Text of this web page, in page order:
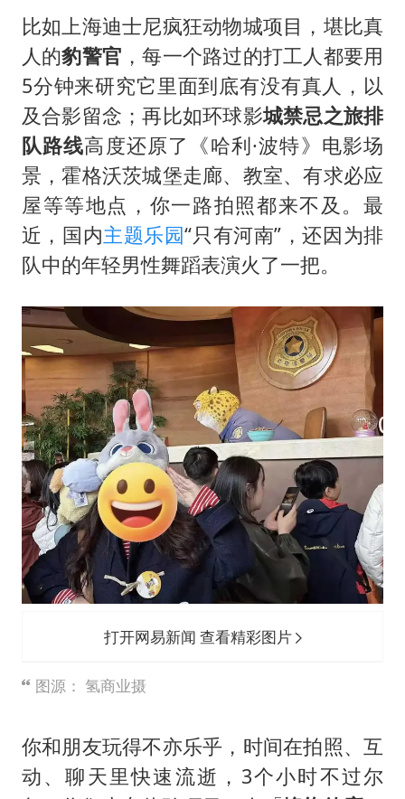
比如上海迪士尼疯狂动物城项目，堪比真
人的豹警官 ，每一个路过的打工人都要用
5分钟来研究它里面到底有没有真人，以
及合影留念；再比如环球影城禁忌之旅排
队路线高度还原了《哈利·波特》电影场
景，霍格沃茨城堡走廊、教室、有求必应
屋等等地点，你一路拍照都来不及。最
近，国内主题乐园“只有河南”，还因为排
队中的年轻男性舞蹈表演火了一把。
打开网易新闻 查看精彩图片
图源： 氢商业摄
你和朋友玩得不亦乐乎，时间在拍照、互
动、聊天里快速流逝，3个小时不过尔